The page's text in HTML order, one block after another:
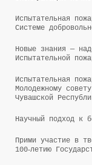
Испытательная
Системе
Новые знания —
Испытательной
Испытательная
Молодежному
Чувашской
Научный подход к
Прими участие в
100‑летию